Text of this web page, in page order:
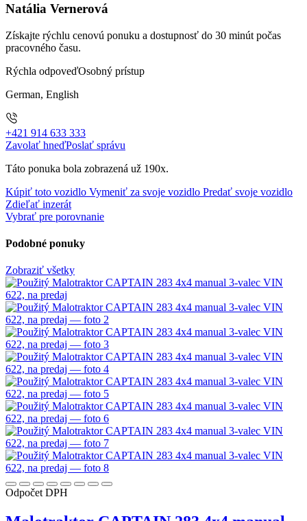
Natália Vernerová
Získajte rýchlu cenovú ponuku a dostupnosť do 30 minút počas
pracovného času.
Rýchla odpoveďOsobný prístup
German, English
+421 914 633 333
Zavolať hneďPoslať správu
Táto ponuka bola zobrazená už 190x.
Kúpiť toto vozidlo Vymeniť za svoje vozidlo Predať svoje vozidlo
Zdieľať inzerát
Vybrať pre porovnanie
Podobné ponuky
Zobraziť všetky
Odpočet DPH